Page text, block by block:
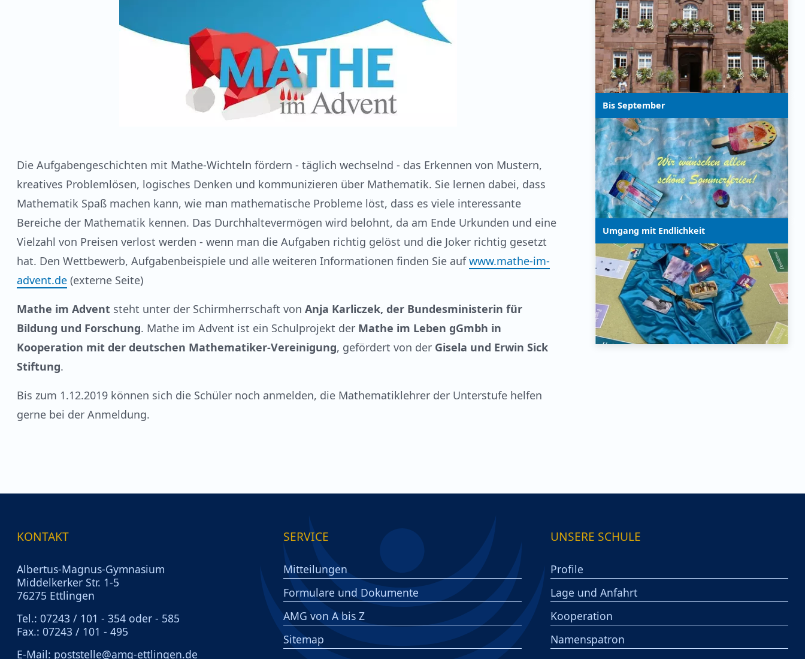
Die Aufgabengeschichten mit Mathe-Wichteln fördern - täglich wechselnd - das Erkennen von Mustern,
kreatives Problemlösen, logisches Denken und kommunizieren über Mathematik. Sie lernen dabei, dass
Mathematik Spaß machen kann, wie man mathematische Probleme löst, dass es viele interessante
Bereiche der Mathematik kennen. Das Durchhaltevermögen wird belohnt, da am Ende Urkunden und eine
Vielzahl von Preisen verlost werden - wenn man die Aufgaben richtig gelöst und die Joker richtig gesetzt
hat. Den Wettbewerb, Aufgabenbeispiele und alle weiteren Informationen finden Sie aufwww.mathe-im-
advent.de (externe Seite)
Mathe im Advent steht unter der Schirmherrschaft von Anja Karliczek, der Bundesministerin für
Bildung und Forschung. Mathe im Advent ist ein Schulprojekt der Mathe im Leben gGmbh in
Kooperation mit der deutschen Mathematiker-Vereinigung, gefördert von der Gisela und Erwin Sick
Stiftung.
Bis zum 1.12.2019 können sich die Schüler noch anmelden, die Mathematiklehrer der Unterstufe helfen
gerne bei der Anmeldung.
Bis September
Umgang mit Endlichkeit
KONTAKT
Albertus-Magnus-Gymnasium
Middelkerker Str. 1-5
76275 Ettlingen
Tel.: 07243 / 101 - 354 oder - 585
Fax.: 07243 / 101 - 495
E-Mail: poststelle@amg-ettlingen.de
SERVICE
Mitteilungen
Formulare und Dokumente
AMG von A bis Z
Sitemap
UNSERE SCHULE
Profile
Lage und Anfahrt
Kooperation
Namenspatron